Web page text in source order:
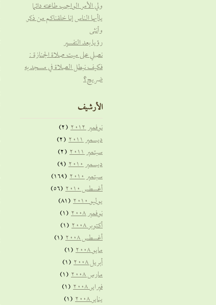
ولي الأمر الواجب طاعته دائما
ياأيها الناس إنا خلقناكم من ذكر
وأنثى
رؤيا بعد التفسير
نصلي على ميت صلاة الجنازة :
فكيف نبطل الصلاة في مسجد به
ضريح؟
الأرشيف
نوفمبر 2012 (2)
ديسمبر 2011 (2)
سبتمبر 2011 (2)
ديسمبر 2010 (9)
سبتمبر 2010 (169)
أغسطس 2010 (56)
يوليو 2010 (81)
نوفمبر 2008 (1)
أكتوبر 2008 (1)
أغسطس 2008 (1)
مايو 2008 (1)
أبريل 2008 (1)
مارس 2008 (1)
فبراير 2008 (1)
يناير 2008 (1)